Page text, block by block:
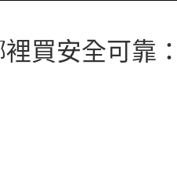
買安全可靠